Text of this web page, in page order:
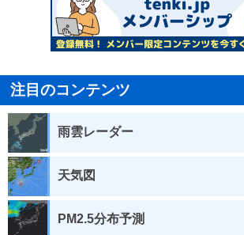
注目のコンテンツ
雨雲レーダー
天気図
PM2.5分布予測